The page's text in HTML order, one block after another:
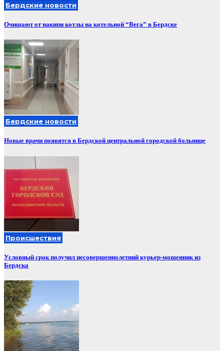
Бердские новости
Очищают от накипи котлы на котельной “Вега” в Бердске
Бердские новости
Новые врачи появятся в Бердской центральной городской больнице
Происшествия
Условный срок получил несовершеннолетний курьер-мошенник из
Бердска